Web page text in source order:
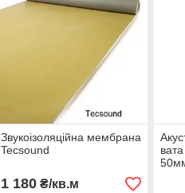
Звукоізоляційна мембрана
Tecsound
1 180₴/кв.м